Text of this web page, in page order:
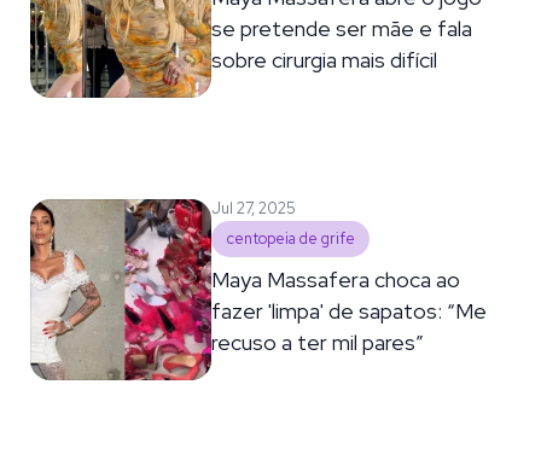
se pretende ser mãe e fala
sobre cirurgia mais difícil
Jul 27, 2025
centopeia de grife
Maya Massafera choca ao
fazer 'limpa' de sapatos: “Me
recuso a ter mil pares”